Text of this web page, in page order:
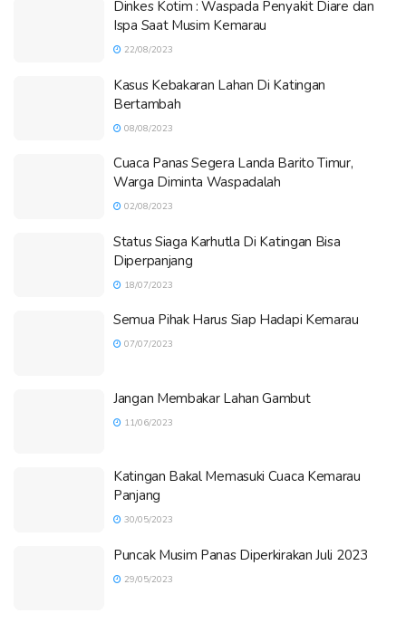
Dinkes Kotim : Waspada Penyakit Diare dan
Ispa Saat Musim Kemarau
22/08/2023
Kasus Kebakaran Lahan Di Katingan
Bertambah
08/08/2023
Cuaca Panas Segera Landa Barito Timur,
Warga Diminta Waspadalah
02/08/2023
Status Siaga Karhutla Di Katingan Bisa
Diperpanjang
18/07/2023
Semua Pihak Harus Siap Hadapi Kemarau
07/07/2023
Jangan Membakar Lahan Gambut
11/06/2023
Katingan Bakal Memasuki Cuaca Kemarau
Panjang
30/05/2023
Puncak Musim Panas Diperkirakan Juli 2023
29/05/2023